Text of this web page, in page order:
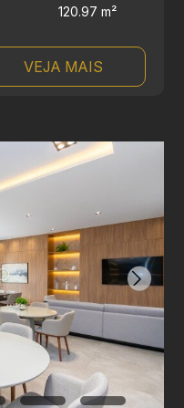
120.97 m²
VEJA MAIS